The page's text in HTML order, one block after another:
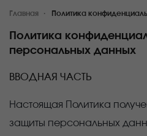
WOK
Новокузнецке
Главная Политика
Политика
персональных данных
ВВОДНАЯ ЧАСТЬ
Настоящая Политика
защиты персональных